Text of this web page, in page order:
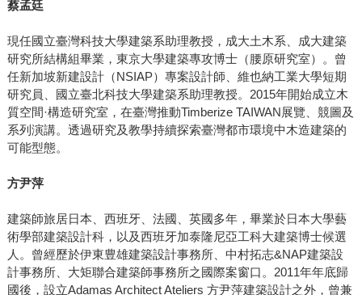
蔡孟廷
現任國立臺灣科技大學建築系助理教授，成大土木系、成大建築
研究所結構組畢業，東京大學建築專攻博士‭（腰原研究室‭）‬。曾
任新加坡新建設計‭（‬NSIAP‭）‬專案設計師、維也納工業大學短期
研究員、國立臺北科技大學建築系助理教授。2015年開始成立木
質空間·構造研究室，在臺灣推動Timberize TAIWAN展覽、競圖及
系列演講。透過研究及教學持續探索臺灣都市環境中木造建築的
可能型態。
方尹萍
建築師旅居日本、西班牙、法國、英國多年，畢業於日本大學藝
術學部建築設計科，以及西班牙加泰隆尼亞工科大建築博士候選
人。曾經歷於伊東豊雄建築設計事務所、中村拓志&NAP建築設
計事務所、大矩聯合建築師事務所之國際案窗口。2011年年底歸
國後，設立Adamas Architect Ateliers 方尹萍建築設計之外，曾兼